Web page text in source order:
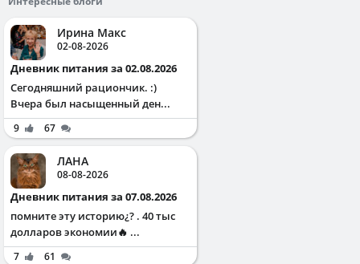
Ирина Макс
02-08-2026
Дневник питания за 02.08.2026
Сегодняшний рациончик. :)
Вчера был насыщенный ден...
9 67
ЛАНА
08-08-2026
Дневник питания за 07.08.2026
помните эту историю¿? . 40 тыс
долларов экономии🔥 ...
7 61